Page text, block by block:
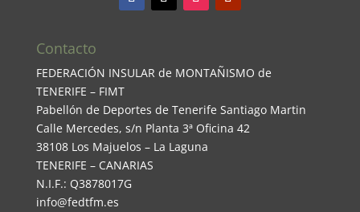
Contacto
FEDERACIÓN INSULAR de MONTAÑISMO de
TENERIFE – FIMT
Pabellón de Deportes de Tenerife Santiago Martin
Calle Mercedes, s/n Planta 3ª Oficina 42
38108 Los Majuelos – La Laguna
TENERIFE – CANARIAS
N.I.F.: Q3878017G
info@fedtfm.es